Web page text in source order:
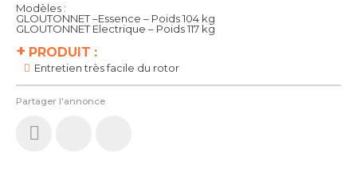
+ PRODUIT :
Entretien très facile du rotor
Partager l'annonce
Modèles :
GLOUTONNET –Essence – Poids 104 kg
GLOUTONNET Electrique – Poids 117 kg